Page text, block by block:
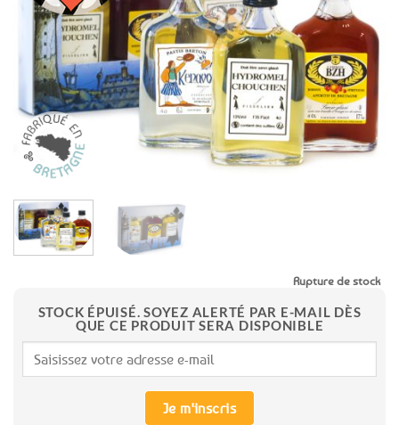
aux
favoris
Rupture de stock
STOCK ÉPUISÉ. SOYEZ ALERTÉ PAR E-MAIL DÈS
QUE CE PRODUIT SERA DISPONIBLE
Je m'inscris